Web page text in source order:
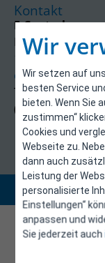
Wir
Wir setzen auf
besten Service
bieten. Wenn Sie
zustimmen“
Cookies und
Webseite zu.
dann auch
Leistung der
personalisierte
Einstellungen“
anpassen und
Sie jederzeit auch
Kontakt
E-Control
Rudolfsplatz 13a
1010 Wien
Tel +43 1
(Mo, Mi-Fr 09:30-